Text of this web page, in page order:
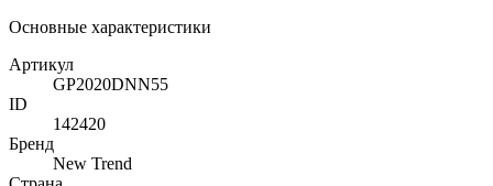
Основные характеристики
Артикул
GP2020DNN55
ID
142420
Бренд
New Trend